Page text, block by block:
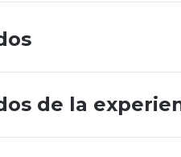
de la